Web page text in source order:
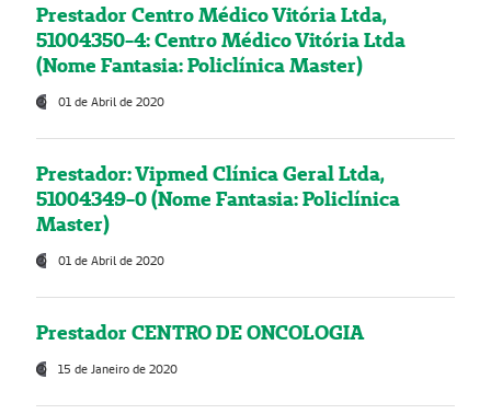
Prestador Centro Médico Vitória Ltda,
51004350-4: Centro Médico Vitória Ltda
(Nome Fantasia: Policlínica Master)
01 de Abril de 2020
Prestador: Vipmed Clínica Geral Ltda,
51004349-0 (Nome Fantasia: Policlínica
Master)
01 de Abril de 2020
Prestador CENTRO DE ONCOLOGIA
15 de Janeiro de 2020